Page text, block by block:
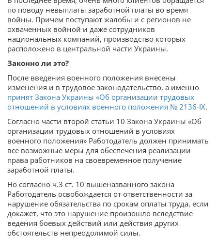
по поводу невыплаты заработной платы во время
войны. Причем поступают жалобы и с регионов не
охваченных войной и даже сотрудников
национальных компаний, производство которых
расположено в центральной части Украины.
Законно ли это?
После введения военного положения внесены
изменения и в трудовое законодательство, а именно
принят Закона Украины «Об организации трудовых
отношений в условиях военного положения № 2136-ІХ.
Согласно части второй статьи 10 Закона Украины «Об
организации трудовых отношений в условиях
военного положения» Работодатель должен принимать
все возможные меры для обеспечения реализации
права работников на своевременное получение
заработной платы.
Но согласно ч.3 ст. 10 вышеназванного закона
Работодатель освобождается от ответственности за
нарушение обязательства по срокам оплаты труда, если
докажет, что это нарушение произошло вследствие
ведения боевых действий или действия других
обстоятельств непреодолимой силы.